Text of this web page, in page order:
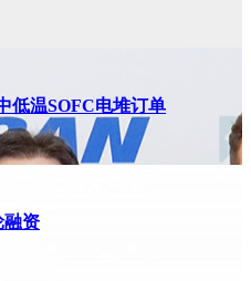
低温SOFC电堆订单
融资